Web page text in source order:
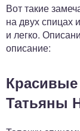
Вот такие
на двух спицах
и легко.
описание:
Татьяны